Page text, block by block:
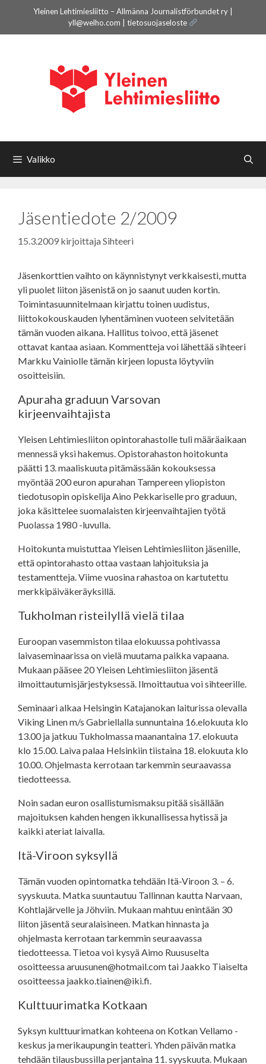
Yleinen Lehtimiesliitto – Allmänna Journalistförbundet ry |
yll@welho.com |tietosuojaseloste
Valikko
Jäsentiedote 2/2009
15.3.2009 kirjoittajaSihteeri
Jäsenkorttien vaihto on käynnistynyt verkkaisesti, mutta
yli puolet liiton jäsenistä on jo saanut uuden kortin.
Toimintasuunnitelmaan kirjattu toinen uudistus,
liittokokouskauden lyhentäminen vuoteen selvitetään
tämän vuoden aikana. Hallitus toivoo, että jäsenet
ottavat kantaa asiaan. Kommentteja voi lähettää sihteeri
Markku Vainiolle tämän kirjeen lopusta löytyviin
osoitteisiin.
Apuraha graduun Varsovan
kirjeenvaihtajista
Yleisen Lehtimiesliiton opintorahastolle tuli määräaikaan
mennessä yksi hakemus. Opistorahaston hoitokunta
päätti 13. maaliskuuta pitämässään kokouksessa
myöntää 200 euron apurahan Tampereen yliopiston
tiedotusopin opiskelija Aino Pekkariselle pro graduun,
joka käsittelee suomalaisten kirjeenvaihtajien työtä
Puolassa 1980 -luvulla.
Hoitokunta muistuttaa Yleisen Lehtimiesliiton jäsenille,
että opintorahasto ottaa vastaan lahjoituksia ja
testamentteja. Viime vuosina rahastoa on kartutettu
merkkipäiväkeräyksillä.
Tukholman risteilyllä vielä tilaa
Euroopan vasemmiston tilaa elokuussa pohtivassa
laivaseminaarissa on vielä muutama paikka vapaana.
Mukaan pääsee 20 Yleisen Lehtimiesliiton jäsentä
ilmoittautumisjärjestyksessä. Ilmoittautua voi sihteerille.
Seminaari alkaa Helsingin Katajanokan laiturissa olevalla
Viking Linen m/s Gabriellalla sunnuntaina 16.elokuuta klo
13.00 ja jatkuu Tukholmassa maanantaina 17. elokuuta
klo 15.00. Laiva palaa Helsinkiin tiistaina 18. elokuuta klo
10.00. Ohjelmasta kerrotaan tarkemmin seuraavassa
tiedotteessa.
Noin sadan euron osallistumismaksu pitää sisällään
majoituksen kahden hengen ikkunallisessa hytissä ja
kaikki ateriat laivalla.
Itä-Viroon syksyllä
Tämän vuoden opintomatka tehdään Itä-Viroon 3. – 6.
syyskuuta. Matka suuntautuu Tallinnan kautta Narvaan,
Kohtlajärvelle ja Jöhviin. Mukaan mahtuu enintään 30
liiton jäsentä seuralaisineen. Matkan hinnasta ja
ohjelmasta kerrotaan tarkemmin seuraavassa
tiedotteessa. Tietoa voi kysyä Aimo Ruususelta
osoitteessa aruusunen@hotmail.com tai Jaakko Tiaiselta
osoitteessa jaakko.tiainen@iki.fi.
Kulttuurimatka Kotkaan
Syksyn kulttuurimatkan kohteena on Kotkan Vellamo -
keskus ja merikaupungin teatteri. Yhden päivän matka
tehdään tilausbussilla perjantaina 11. syyskuuta. Mukaan